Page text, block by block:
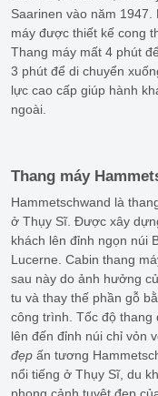
Saarinen vào năm
máy được thiết kế cong
Thang máy mất 4 phút
3 phút để di chuyển
lực cao cấp giúp hành
ngoài.
Thang máy
Hammetschwand là
ở Thụy Sĩ. Được xây
khách lên đỉnh ngọn núi
Lucerne. Cabin thang
sau này do ảnh hưởng
tu và thay thế phần gỗ
công trình. Tốc độ
lên đến đỉnh núi chỉ vỏn
đẹp ấn tương
nổi tiếng ở Thụy Sĩ, du
phong cảnh tuyệt đẹp